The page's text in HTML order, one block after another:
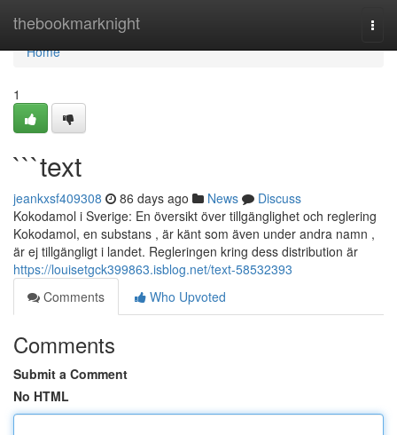
thebookmarknight
Home
Home
1
```text
jeankxsf409308 86 days ago News
Discuss
Kokodamol i Sverige: En översikt över tillgänglighet och reglering
Kokodamol, en substans , är känt som även under andra namn ,
är ej tillgängligt i landet. Regleringen kring dess distribution är
https://louisetgck399863.isblog.net/text-58532393
Comments
Who Upvoted
Comments
Submit a Comment
No HTML